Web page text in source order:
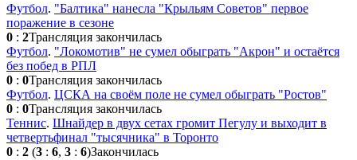
Футбол. "Балтика" нанесла "Крыльям Советов" первое
поражение в сезоне
0 : 2Трансляция закончилась
Футбол. "Локомотив" не сумел обыграть "Акрон" и остаётся
без побед в РПЛ
0 : 0Трансляция закончилась
Футбол. ЦСКА на своём поле не сумел обыграть "Ростов"
0 : 0Трансляция закончилась
Теннис. Шнайдер в двух сетах громит Пегулу и выходит в
четвертьфинал "тысячника" в Торонто
0 : 2 (3 : 6, 3 : 6)Закончилась